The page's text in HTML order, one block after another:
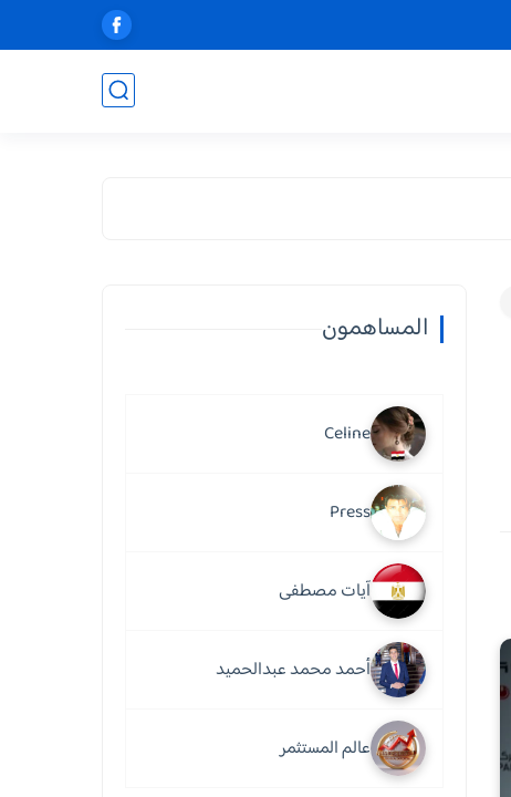
المساهمون
Celine
Press
آيات مصطفى
أحمد محمد عبدالحميد
عالم المستثمر